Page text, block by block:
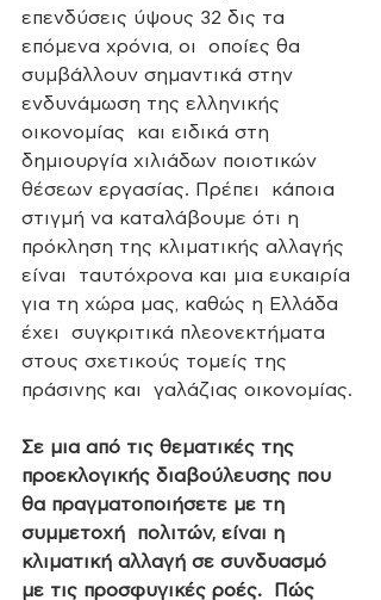
επενδύσεις ύψους 32 δις τα
επόμενα χρόνια, οι  οποίες θα
συμβάλλουν σημαντικά στην
ενδυνάμωση της ελληνικής
οικονομίας  και ειδικά στη
δημιουργία χιλιάδων ποιοτικών
θέσεων εργασίας. Πρέπει  κάποια
στιγμή να καταλάβουμε ότι η
πρόκληση της κλιματικής αλλαγής
είναι  ταυτόχρονα και μια ευκαιρία
για τη χώρα μας, καθώς η Ελλάδα
έχει  συγκριτικά πλεονεκτήματα
στους σχετικούς τομείς της
πράσινης και  γαλάζιας οικονομίας.
Σε μια από τις θεματικές της
προεκλογικής διαβούλευσης που
θα πραγματοποιήσετε με τη
συμμετοχή  πολιτών, είναι η
κλιματική αλλαγή σε συνδυασμό
με τις προσφυγικές ροές.  Πώς